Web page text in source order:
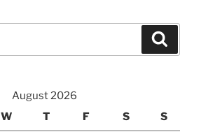
August 2026
W T F S S